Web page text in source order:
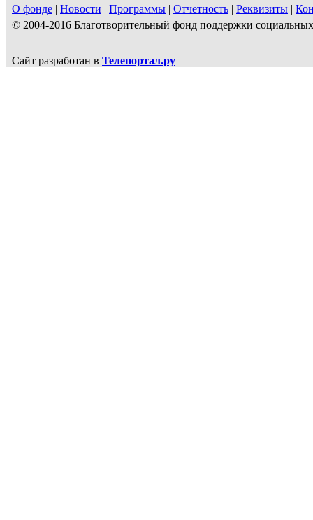
О фонде | Новости | Программы | Отчетность | Реквизиты |
© 2004-2016 Благотворительный фонд поддержки
Сайт разработан в Телепортал.ру